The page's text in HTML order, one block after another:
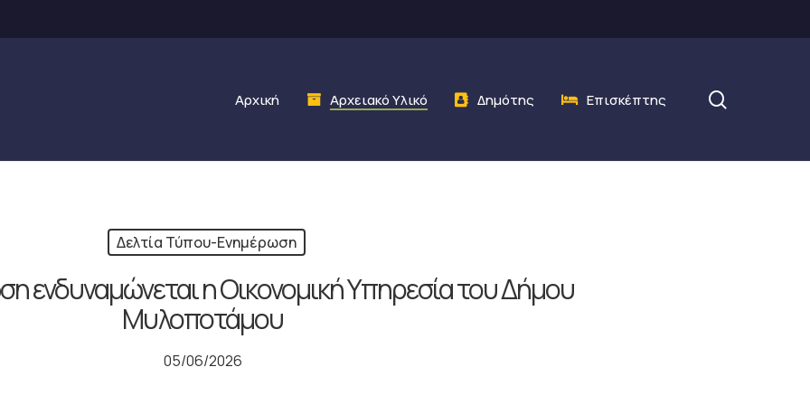
Αρχική Αρχειακό Υλικό Δημότης Επισκέπτης
Δελτία Τύπου-Ενημέρωση
ενδυναμώνεται η Οικονομική Υπηρεσία του Δήμου
Μυλοποτάμου
05/06/2026